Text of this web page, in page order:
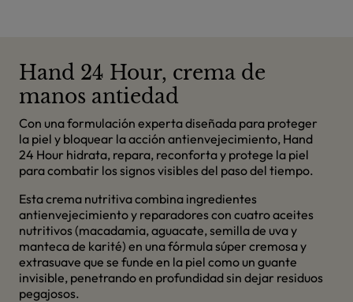
Hand 24 Hour, crema de
manos antiedad
Con una formulación experta diseñada para proteger
la piel y bloquear la acción antienvejecimiento, Hand
24 Hour hidrata, repara, reconforta y protege la piel
para combatir los signos visibles del paso del tiempo.
Esta crema nutritiva combina ingredientes
antienvejecimiento y reparadores con cuatro aceites
nutritivos (macadamia, aguacate, semilla de uva y
manteca de karité) en una fórmula súper cremosa y
extrasuave que se funde en la piel como un guante
invisible, penetrando en profundidad sin dejar residuos
pegajosos.